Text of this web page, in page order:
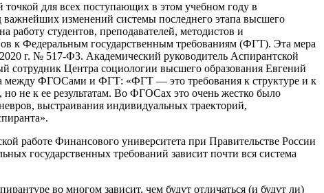
для всех поступающих в этом учебном году в
изменений системы последнего этапа высшего
работу студентов, преподавателей, методистов и
к Федеральным государственным требованиям (ФГТ). Эта мера
г. № 517-ФЗ. Академический руководитель Аспирантской
Центра социологии высшего образования Евгений
между ФГОСами и ФГТ: «ФГТ — это требования к структуре и к
не к ее результатам. Во ФГОСах это очень жестко было
выстраивания индивидуальных траекторий,
работе Финансового университета при Правительстве России
государственных требований зависит почти вся система
во многом зависит, чем будут отличаться (и будут ли)